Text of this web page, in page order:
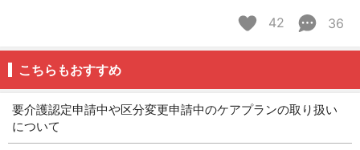
42
36
こちらもおすすめ
要介護認定申請中や区分変更申請中のケアプランの取り扱い
について